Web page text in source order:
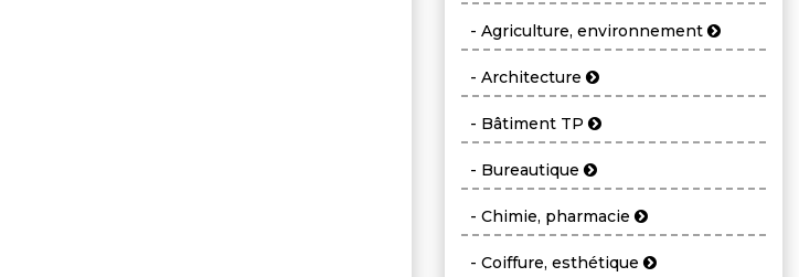
- Agriculture, environnement
- Architecture
- Bâtiment TP
- Bureautique
- Chimie, pharmacie
- Coiffure, esthétique